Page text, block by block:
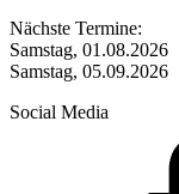
Nächste Termine:
Samstag, 01.08.2026
Samstag, 05.09.2026
Social Media